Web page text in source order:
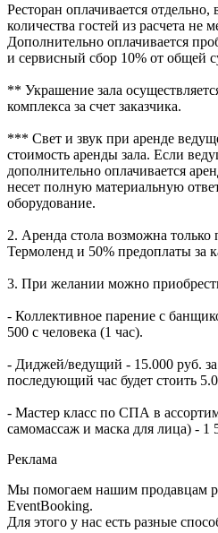
Ресторан оплачивается
количества гостей из расчета не
Дополнительно оплачивается
и сервисный сбор 10% от общей
** Украшение зала
комплекса за счет заказчика.
*** Свет и звук при аренде
стоимость аренды зала. Если
дополнительно оплачивается
несет полную материальную
оборудование.
2. Аренда стола возможна только
Термоленд и 50% предоплаты за
3. При желании можно
- Коллективное парение с
500 с человека (1 час).
- Диджей/ведущий - 15.000 руб.
последующий час будет стоить
- Мастер класс по СПА в
самомассаж и маска для лица) - 1
Реклама
Мы помогаем нашим продавцам
EventBooking.
Для этого у нас есть разные